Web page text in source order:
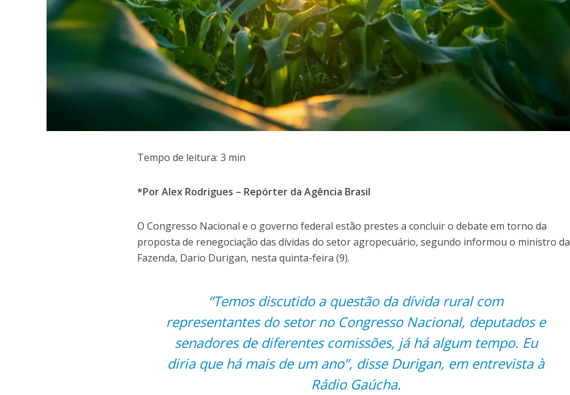
Tempo de leitura:3 min
*Por Alex Rodrigues – Repórter da Agência Brasil
O Congresso Nacional e o governo federal estão prestes a concluir o debate em torno da
proposta de renegociação das dívidas do setor agropecuário, segundo informou o ministro da
Fazenda, Dario Durigan, nesta quinta-feira (9).
“Temos discutido a questão da dívida rural com
representantes do setor no Congresso Nacional, deputados e
senadores de diferentes comissões, já há algum tempo. Eu
diria que há mais de um ano”, disse Durigan, em entrevista à
Rádio Gaúcha.